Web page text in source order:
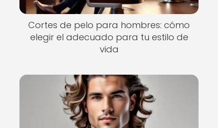
Cortes de pelo para hombres: cómo
elegir el adecuado para tu estilo de
vida